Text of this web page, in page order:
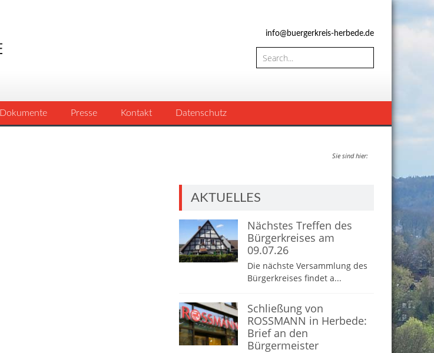
info@buergerkreis-herbede.de
Dokumente Presse Kontakt Datenschutz
Sie sind hier:
AKTUELLES
Nächstes Treffen des
Bürgerkreises am
09.07.26
Die nächste Versammlung des
Bürgerkreises findet a...
Schließung von
ROSSMANN in Herbede:
Brief an den
Bürgermeister